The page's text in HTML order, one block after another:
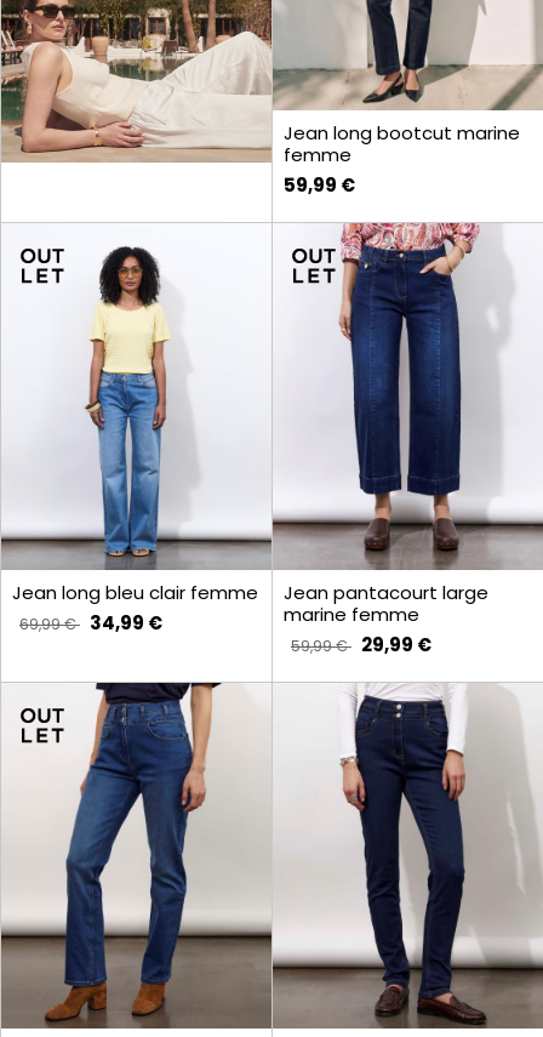
Jean long bootcut marine
femme
59,99 €
Jean long bleu clair femme
69,99 € 34,99 €
Jean pantacourt large
marine femme
59,99 € 29,99 €